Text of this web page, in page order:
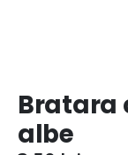
Bratara
albe